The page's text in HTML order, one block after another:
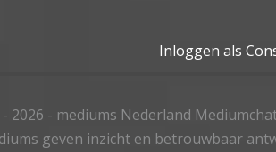
Inloggen als
2026 - mediums Nederland
geven inzicht en betrouwbaar